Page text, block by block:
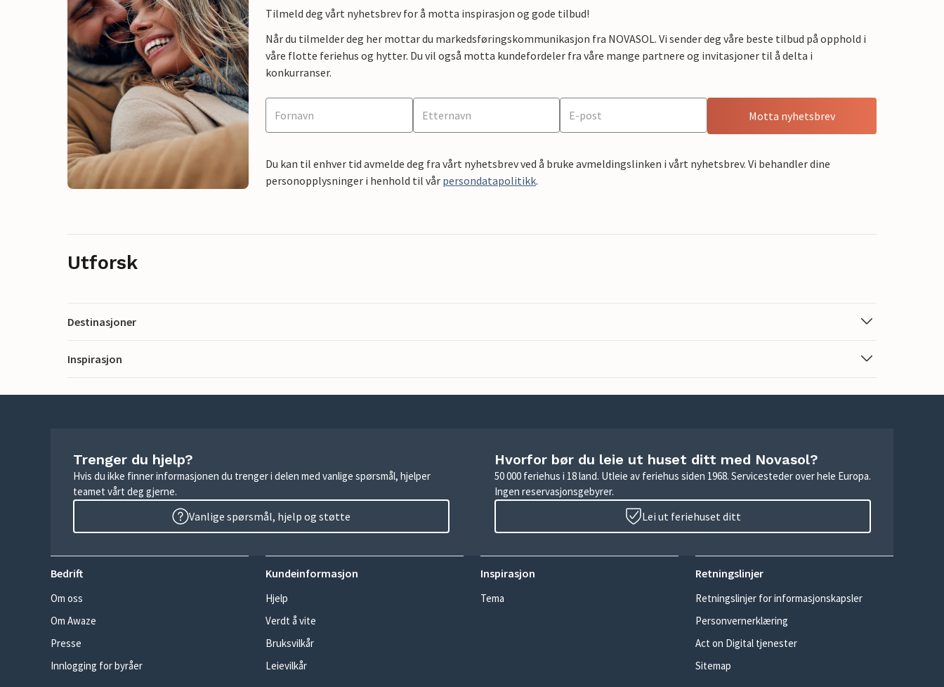
Tilmeld deg vårt nyhetsbrev for å motta inspirasjon og gode tilbud!
Når du tilmelder deg her mottar du markedsføringskommunikasjon fra NOVASOL. Vi sender deg våre beste tilbud på opphold i
våre flotte feriehus og hytter. Du vil også motta kundefordeler fra våre mange partnere og invitasjoner til å delta i
konkurranser.
Motta nyhetsbrev
Du kan til enhver tid avmelde deg fra vårt nyhetsbrev ved å bruke avmeldingslinken i vårt nyhetsbrev. Vi behandler dine
personopplysninger i henhold til vår persondatapolitikk.
Utforsk
Destinasjoner
Inspirasjon
Trenger du hjelp?
Hvis du ikke finner informasjonen du trenger i delen med vanlige spørsmål, hjelper
teamet vårt deg gjerne.
Vanlige spørsmål, hjelp og støtte
Hvorfor bør du leie ut huset ditt med Novasol?
50 000 feriehus i 18 land. Utleie av feriehus siden 1968. Servicesteder over hele Europa.
Ingen reservasjonsgebyrer.
Lei ut feriehuset ditt
Bedrift
Om oss
Om Awaze
Presse
Innlogging for byråer
Kundeinformasjon
Hjelp
Verdt å vite
Bruksvilkår
Leievilkår
Inspirasjon
Tema
Retningslinjer
Retningslinjer for informasjonskapsler
Personvernerklæring
Act on Digital tjenester
Sitemap